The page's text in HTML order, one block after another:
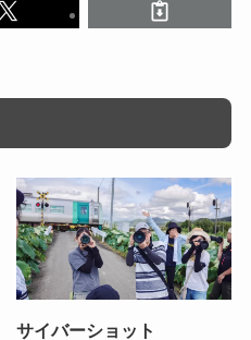
サイバーショット